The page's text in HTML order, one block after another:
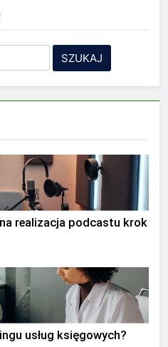
realizacja podcastu krok
usług księgowych?